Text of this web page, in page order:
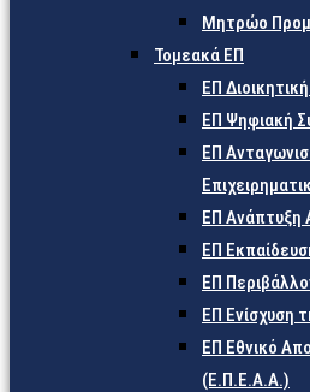
Μητρώο
Τομεακά ΕΠ
ΕΠ
ΕΠ Ψηφιακή
ΕΠ
ΕΠ Ανάπτυξη
ΕΠ
ΕΠ
ΕΠ Ενίσχυση
ΕΠ Εθνικό
(Ε.Π.Ε.Α.Α.)